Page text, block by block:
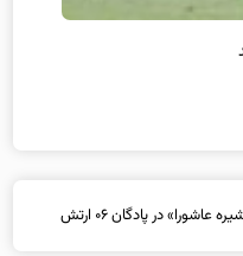
فاصله با ناپولی
در پادگان ۰۶ ارتش